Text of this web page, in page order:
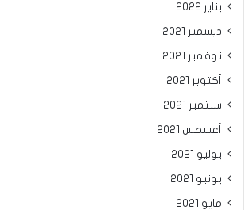
يناير 2022
ديسمبر 2021
نوفمبر 2021
أكتوبر 2021
سبتمبر 2021
أغسطس 2021
يوليو 2021
يونيو 2021
مايو 2021